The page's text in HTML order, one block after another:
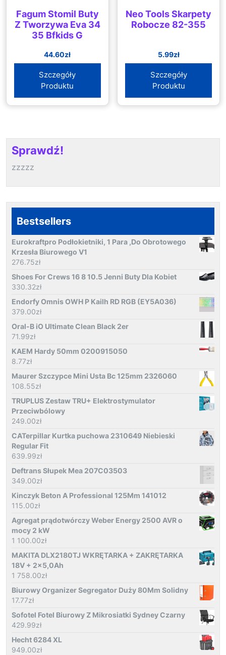
Fagum Stomil Buty
Z Tworzywa Eva 34
35 Bfkids G
44.60zł
Szczegóły
Produktu
Neo Tools Skarpety
Robocze 82-355
5.99zł
Szczegóły
Produktu
Sprawdź!
zzzzz
Bestsellers
Eurokraftpro Podłokietniki, 1 Para ,Do Obrotowego
Krzesła Biurowego V1
276.75zł
Shoes For Crews 16 8 10.5 Jenni Buty Dla Kobiet
330.32zł
Endorfy Omnis OWH P Kailh RD RGB (EY5A036)
379.00zł
Oral-B iO Ultimate Clean Black 2er
71.99zł
KAEM Hardy 50mm 0200915050
8.77zł
Maurer Szczypce Mini Usta Bc 125mm 2326060
108.55zł
TRUPLUS Zestaw TRU+ Elektrostymulator
Przeciwbólowy
249.00zł
CATerpillar Kurtka puchowa 2310649 Niebieski
Regular Fit
639.99zł
Deftrans Słupek Mea 207C03503
349.00zł
Kinczyk Beton A Professional 125Mm 141012
115.00zł
Agregat prądotwórczy Weber Energy 2500 AVR o
mocy 2 kW
1 100.00zł
MAKITA DLX2180TJ WKRĘTARKA + ZAKRĘTARKA
18V + 2x5,0Ah
1 758.00zł
Biurowy Organizer Segregator Duży 80Mm Solidny
17.77zł
Sofotel Fotel Biurowy Z Mikrosiatki Sydney Czarny
429.99zł
Hecht 6284 XL
949.00zł